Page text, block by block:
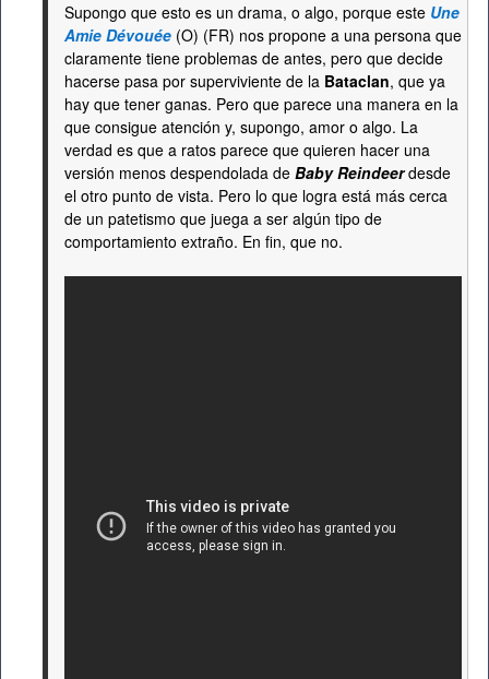
Supongo que esto es un drama, o algo, porque este Une
Amie Dévouée (O) (FR) nos propone a una persona que
claramente tiene problemas de antes, pero que decide
hacerse pasa por superviviente de la Bataclan, que ya
hay que tener ganas. Pero que parece una manera en la
que consigue atención y, supongo, amor o algo. La
verdad es que a ratos parece que quieren hacer una
versión menos despendolada de Baby Reindeerdesde
el otro punto de vista. Pero lo que logra está más cerca
de un patetismo que juega a ser algún tipo de
comportamiento extraño. En fin, que no.